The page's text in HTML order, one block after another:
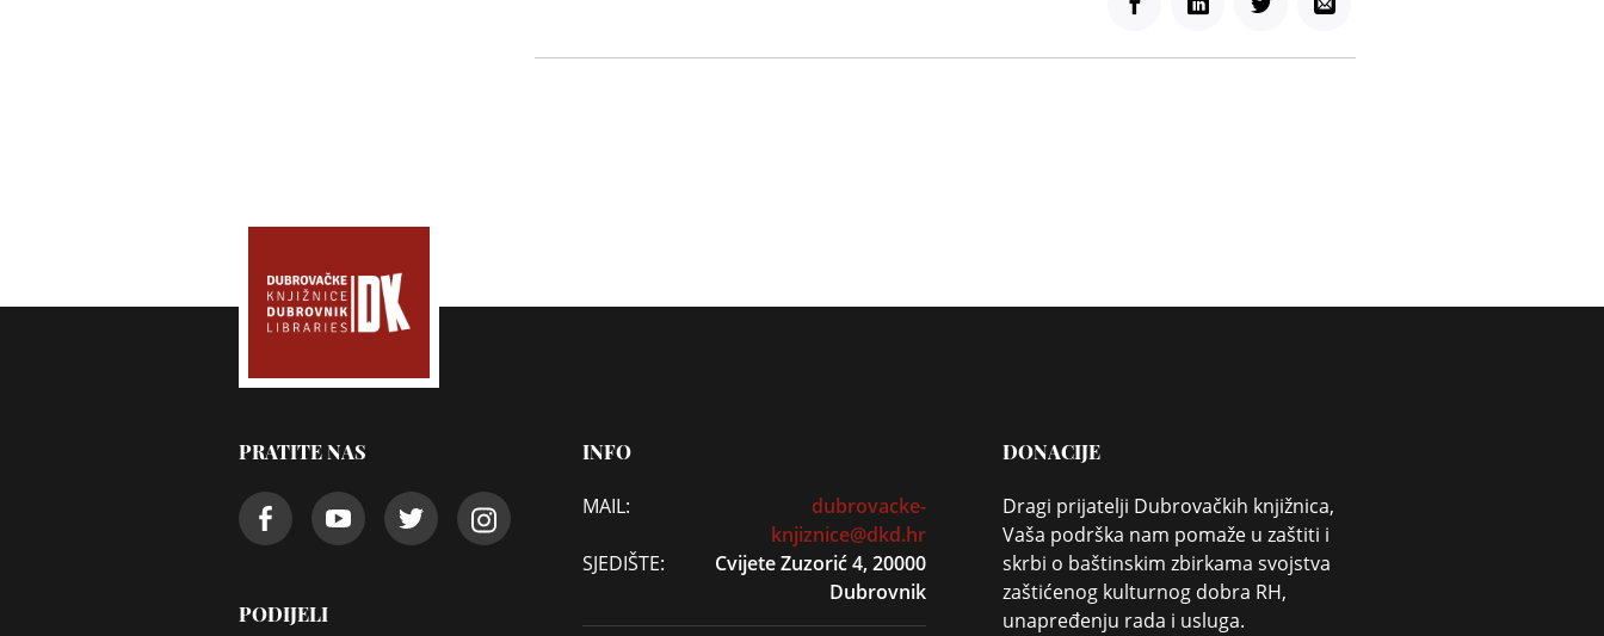
PRATITE NAS
PODIJELI
INFO
MAIL:
dubrovacke-
knjiznice@dkd.hr
SJEDIŠTE:
Cvijete Zuzorić 4, 20000
Dubrovnik
DONACIJE
Dragi prijatelji Dubrovačkih knjižnica,
Vaša podrška nam pomaže u zaštiti i
skrbi o baštinskim zbirkama svojstva
zaštićenog kulturnog dobra RH,
unapređenju rada i usluga.